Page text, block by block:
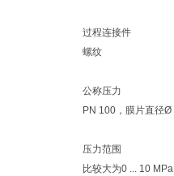
过程连接件
螺纹
公称压力
PN 100，膜片直径Ø
压力范围
比较大为0 ... 10 MPa